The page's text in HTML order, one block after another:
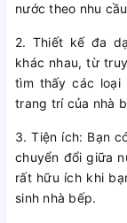
nước theo nhu
2. Thiết kế đa
khác nhau, từ
tìm thấy các loại
trang trí của nhà
3. Tiện ích: Bạn
chuyển đổi giữa
rất hữu ích khi
sinh nhà bếp.